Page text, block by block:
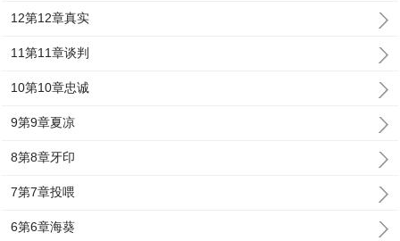
12第12章真实
11第11章谈判
10第10章忠诚
9第9章夏凉
8第8章牙印
7第7章投喂
6第6章海葵